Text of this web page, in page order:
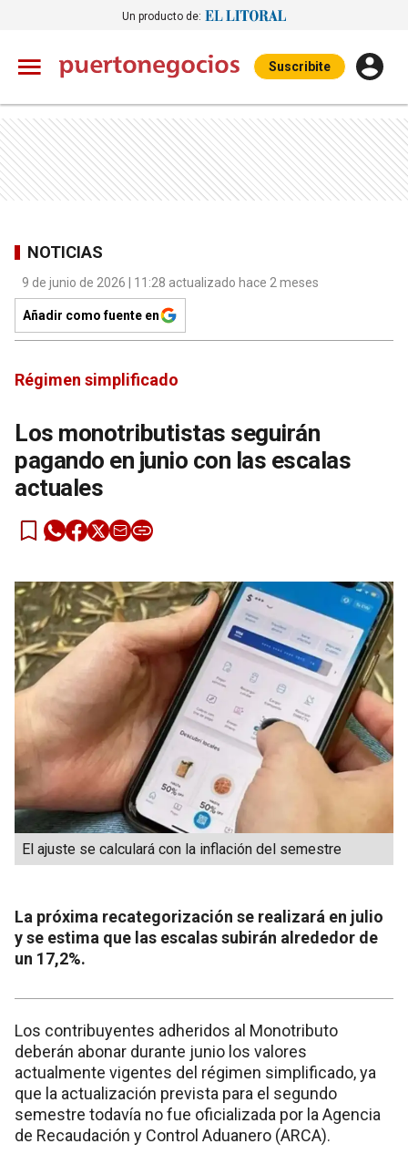
Un producto de:
Suscribite
NOTICIAS
9 de junio de 2026 | 11:28 actualizado hace 2 meses
Añadir como fuente en
Régimen simplificado
Los monotributistas seguirán
pagando en junio con las escalas
actuales
El ajuste se calculará con la inflación del semestre
La próxima recategorización se realizará en julio
y se estima que las escalas subirán alrededor de
un 17,2%.
Los contribuyentes adheridos al Monotributo
deberán abonar durante junio los valores
actualmente vigentes del régimen simplificado, ya
que la actualización prevista para el segundo
semestre todavía no fue oficializada por la Agencia
de Recaudación y Control Aduanero (ARCA).